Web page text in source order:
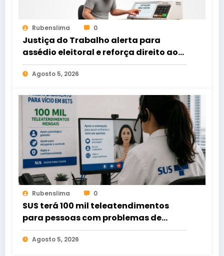
Rubenslima 0
Justiça do Trabalho alerta para
assédio eleitoral e reforça direito ao
voto livre nas relações de trabalho
Agosto 5, 2026
Rubenslima 0
SUS terá 100 mil teleatendimentos
para pessoas com problemas de
apostas em bets
Agosto 5, 2026